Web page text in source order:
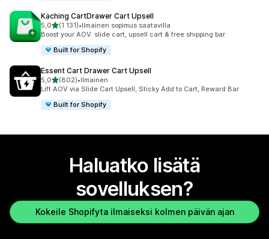
Kaching CartDrawer Cart Upsell
5,0/ 5 tähteä
(1 131)
1131 arvostelua yhteensä
•Ilmainen sopimus saatavilla
Boost your AOV: slide cart, upsell cart & free shipping bar
Built for Shopify
Essent Cart Drawer Cart Upsell
5,0/ 5 tähteä
(802)
802 arvostelua yhteensä
•Ilmainen
Lift AOV via Slide Cart Upsell, Sticky Add to Cart, Reward Bar
Built for Shopify
Haluatko lisätä
sovelluksen?
Kokeile Shopifyta ilmaiseksi kolmen päivän ajan